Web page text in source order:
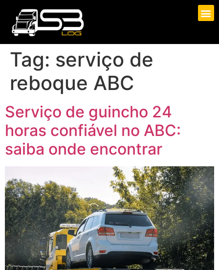
Tag: serviço de
reboque ABC
Serviço de guincho 24
horas confiável no ABC:
saiba onde encontrar